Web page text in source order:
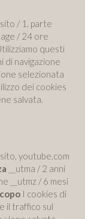
/ 1. parte
/ 24 ore
questi
di navigazione
selezionata
dei cookies
salvata.
youtube.com
__utma / 2 anni
__utmz / 6 mesi
I cookies di
il traffico sul